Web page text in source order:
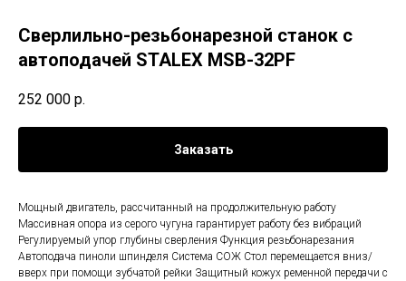
Сверлильно-резьбонарезной станок с
автоподачей STALEX MSB-32PF
252 000 р.
Заказать
Мощный двигатель, рассчитанный на продолжительную работу
Массивная опора из серого чугуна гарантирует работу без вибраций
Регулируемый упор глубины сверления Функция резьбонарезания
Автоподача пиноли шпинделя Система СОЖ Стол перемещается вниз/
вверх при помощи зубчатой рейки Защитный кожух ременной передачи с